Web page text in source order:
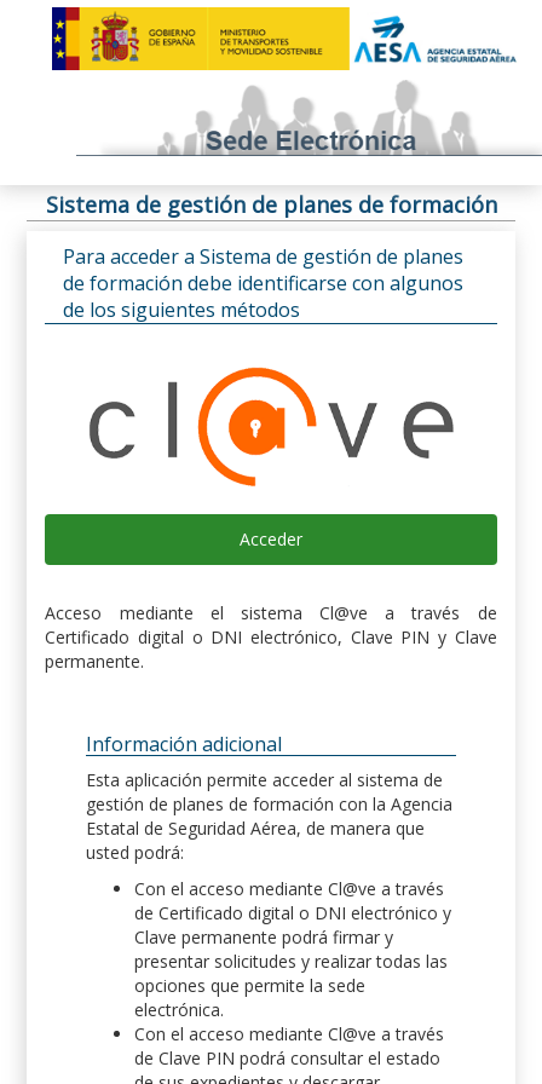
Sistema de gestión de planes de formación
Para acceder a Sistema de gestión de planes
de formación debe identificarse con algunos
de los siguientes métodos
Acceder
Acceso mediante el sistema Cl@ve a través de
Certificado digital o DNI electrónico, Clave PIN y Clave
permanente.
Información adicional
Esta aplicación permite acceder al sistema de
gestión de planes de formación con la Agencia
Estatal de Seguridad Aérea, de manera que
usted podrá:
Con el acceso mediante Cl@ve a través
de Certificado digital o DNI electrónico y
Clave permanente podrá firmar y
presentar solicitudes y realizar todas las
opciones que permite la sede
electrónica.
Con el acceso mediante Cl@ve a través
de Clave PIN podrá consultar el estado